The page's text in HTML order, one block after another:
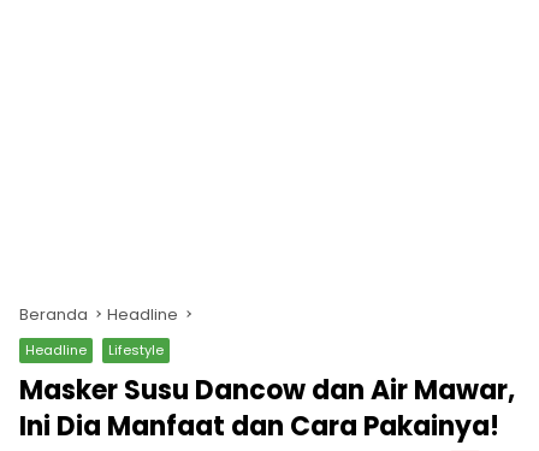
Beranda Headline
Headline Lifestyle
Masker Susu Dancow dan Air Mawar,
Ini Dia Manfaat dan Cara Pakainya!